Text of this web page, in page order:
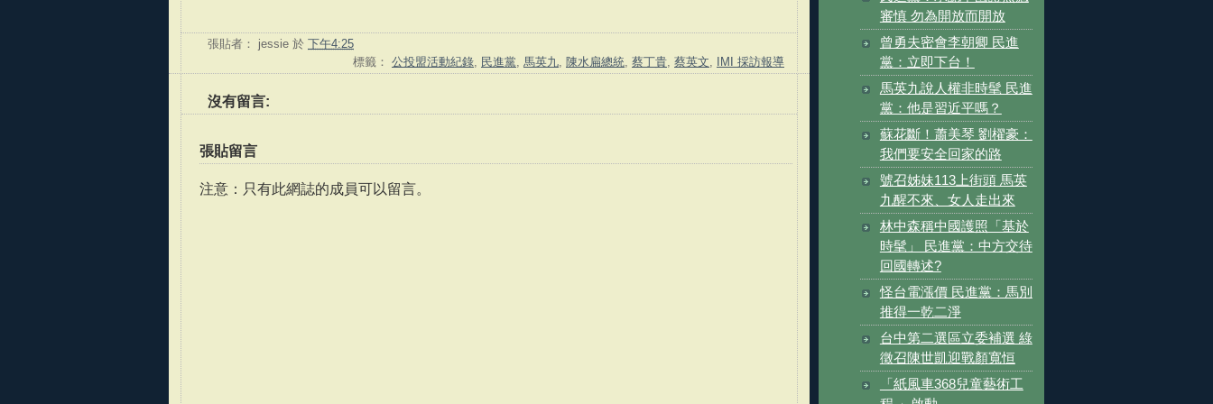
張貼者： jessie 於 下午4:25
標籤： 公投盟活動紀錄 民進黨 馬英九 陳水扁總統 蔡丁貴 蔡英文 IMI 採訪報導
沒有留言:
張貼留言
注意：只有此網誌的成員可以留言。
審慎 勿為開放而開放
曾勇夫密會李朝卿 民進
黨：立即下台！
馬英九說人權非時髦 民進
黨：他是習近平嗎？
蘇花斷！蕭美琴 劉櫂豪：
我們要安全回家的路
號召姊妹113上街頭 馬英
九醒不來、女人走出來
林中森稱中國護照「基於
時髦」 民進黨：中方交待
回國轉述?
怪台電漲價 民進黨：馬別
推得一乾二淨
台中第二選區立委補選 綠
徵召陳世凱迎戰顏寬恒
「紙風車368兒童藝術工